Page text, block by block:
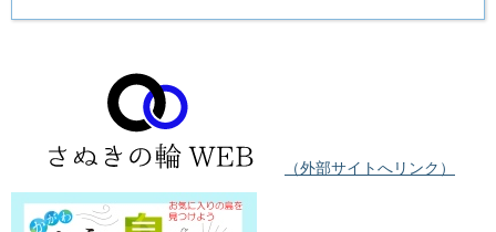
（外部サイトへリンク）